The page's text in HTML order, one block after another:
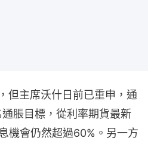
但主席沃什日前已重申，通
脹目標，從利率期貨最新
機會仍然超過60%。另一方